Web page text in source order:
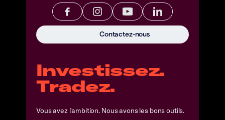
Investissez.
Tradez.
Vous avez l'ambition. Nous avons les bons outils.